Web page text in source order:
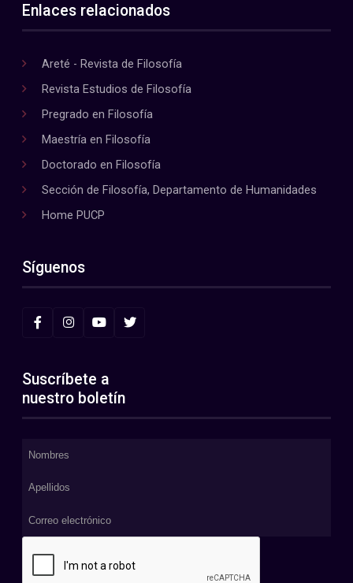
Enlaces relacionados
Areté - Revista de Filosofía
Revista Estudios de Filosofía
Pregrado en Filosofía
Maestría en Filosofía
Doctorado en Filosofía
Sección de Filosofía, Departamento de Humanidades
Home PUCP
Síguenos
Suscríbete a
nuestro boletín